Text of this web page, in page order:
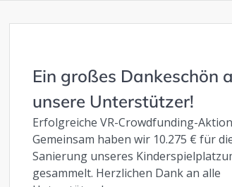
Ein großes Dankeschön
unsere Unterstützer!
Erfolgreiche VR-Crowdfunding-Aktion
Gemeinsam haben wir 10.275 € für
Sanierung unseres
gesammelt. Herzlichen Dank an alle